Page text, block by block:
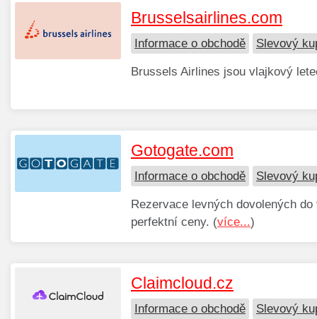
Brusselsairlines.com
Informace o obchodě Slevový
Brussels Airlines jsou vlajkový
Gotogate.com
Informace o obchodě Slevový
Rezervace levných dovolených
perfektní ceny. (více...)
Claimcloud.cz
Informace o obchodě Slevový